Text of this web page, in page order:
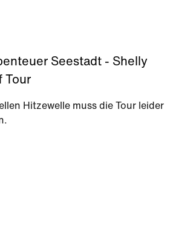
Seestadt - Shelly
Tour
Hitzewelle muss die Tour leider